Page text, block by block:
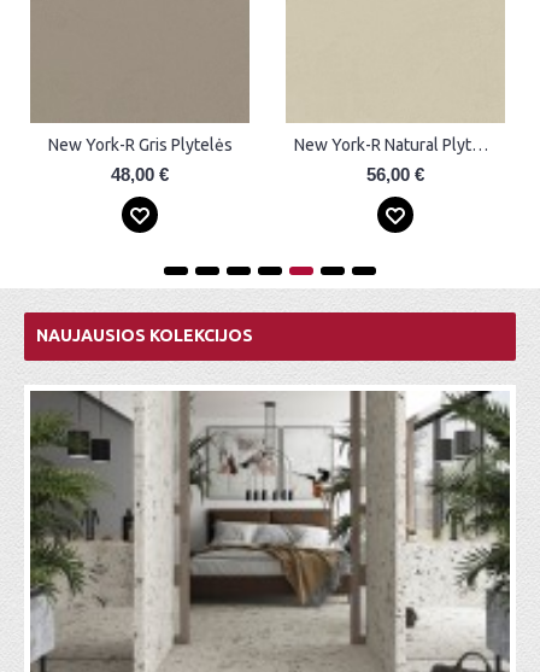
New York-R Gris Plytelės
56,00 €
New York Natural Plytelės
76,00 €
NAUJAUSIOS KOLEKCIJOS